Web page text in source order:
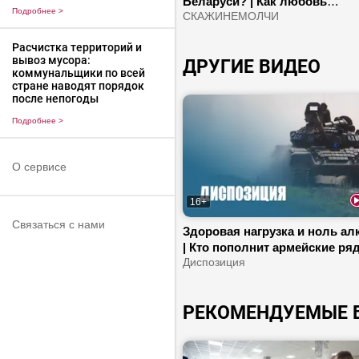
Подробнее >
Расчистка территорий и
вывоз мусора:
коммунальщики по всей
стране наводят порядок
после непогоды
Подробнее >
О сервисе
Связаться с нами
объединила двух
СКАЖИНЕМОЛЧИ
ДРУГИЕ ВИДЕО
16+
Здоровая нагрузка и ноль
| Кто пополнит армейские
Над чем смеются беглые?
Диспозиция
РЕКОМЕНДУЕМЫЕ